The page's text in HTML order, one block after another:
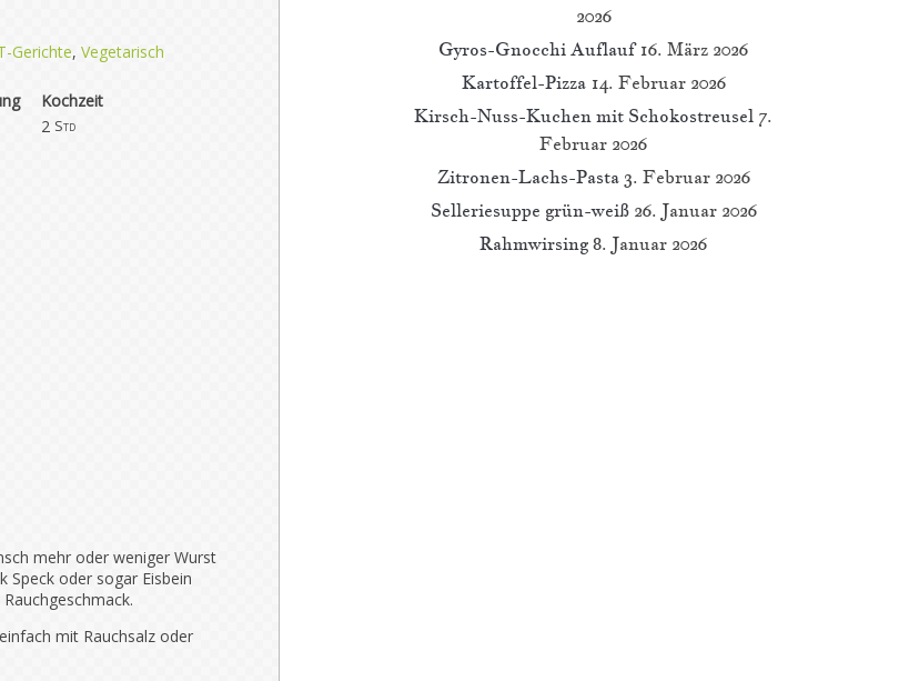
Gerichte, Vegetarisch
Kochzeit
2 Std
mehr oder weniger Wurst
oder sogar Eisbein
mit Rauchsalz oder
2026
Gyros-Gnocchi Auflauf 16. März 2026
Kartoffel-Pizza 14. Februar 2026
Kirsch-Nuss-Kuchen mit Schokostreusel 7.
Februar 2026
Zitronen-Lachs-Pasta 3. Februar 2026
Selleriesuppe grün-weiß 26. Januar 2026
Rahmwirsing 8. Januar 2026